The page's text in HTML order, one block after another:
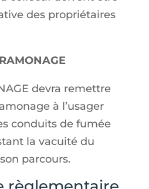
des propriétaires
devra remettre
à l’usager
conduits de fumée
la vacuité du
parcours.